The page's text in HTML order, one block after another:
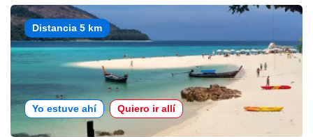
Distancia 5 km
Yo estuve ahí Quiero ir allí